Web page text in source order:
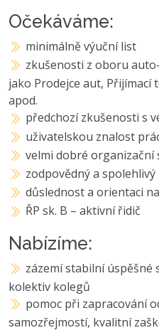
Očekáváme:
minimálně výuční list
zkušenosti z oboru
jako Prodejce aut, Přijímací
apod.
předchozí zkušenosti s
uživatelskou znalost
velmi dobré organizační
zodpovědný a
důslednost a orientaci
ŘP sk. B – aktivní řidič
Nabízíme:
zázemí stabilní
kolektiv kolegů
pomoc při zapracování
samozřejmostí, kvalitní